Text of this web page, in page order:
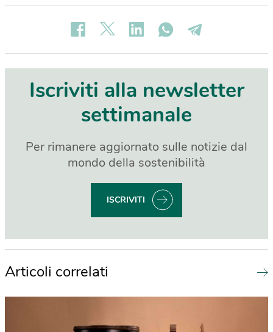
Iscriviti alla newsletter
settimanale
Per rimanere aggiornato sulle notizie dal
mondo della sostenibilità
ISCRIVITI
Articoli correlati